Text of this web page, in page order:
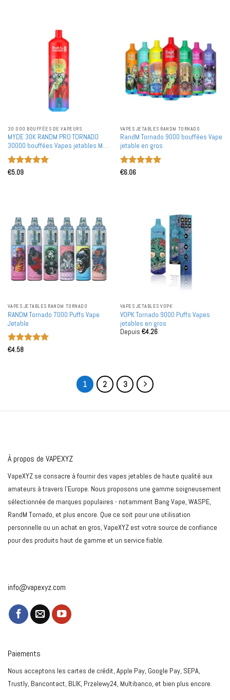
30 000 BOUFFÉES DE VAPEURS
MYDE 30K RANDM PRO TORNADO
30000 bouffées Vapes jetables MTL
Affichage LED intelligent Lueur RGB
Achat en gros en vrac
Note
€5.09
VAPES JETABLES RANDM TORNADO
RandM Tornado 9000 bouffées Vape
jetable en gros
Note
€6.06
VAPES JETABLES RANDM TORNADO
RANDM Tornado 7000 Puffs Vape
Jetable
Note
€4.58
VAPES JETABLES VOPK
VOPK Tornado 9000 Puffs Vapes
jetables en gros
Depuis €4.26
1 2 3
À propos de VAPEXYZ
VapeXYZ se consacre à fournir des vapes jetables de haute qualité aux
amateurs à travers l'Europe. Nous proposons une gamme soigneusement
sélectionnée de marques populaires - notamment Bang Vape, WASPE,
RandM Tornado, et plus encore. Que ce soit pour une utilisation
personnelle ou un achat en gros, VapeXYZ est votre source de confiance
pour des produits haut de gamme et un service fiable.
info@vapexyz.com
Paiements
Nous acceptons les cartes de crédit, Apple Pay, Google Pay, SEPA,
Trustly, Bancontact, BLIK, Przelewy24, Multibanco, et bien plus encore.